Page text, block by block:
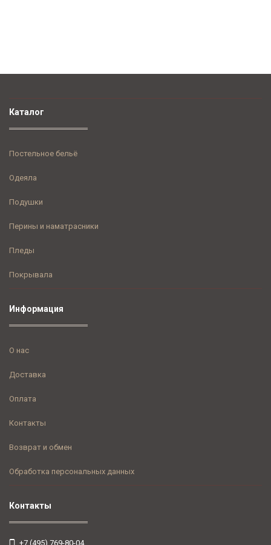
Контакты
+7 (495) 769-80-04
Каталог
Постельное бельё
Одеяла
Подушки
Перины и наматрасники
Пледы
Покрывала
Информация
О нас
Доставка
Оплата
Контакты
Возврат и обмен
Обработка персональных данных